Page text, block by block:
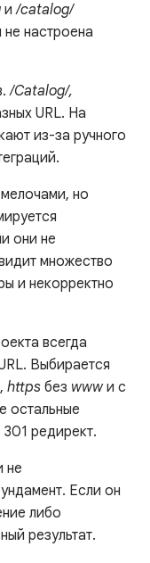
и/catalog/
настроена
/Catalog/,
URL. На
из-за ручного
но
они не
множество
и некорректно
всегда
Выбирается
https без wwwи с
остальные
редирект.
не
Если он
либо
результат.